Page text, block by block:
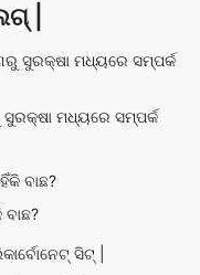
|
ମଧ୍ୟରେ ସମ୍ପର୍କ
ବାଛ?